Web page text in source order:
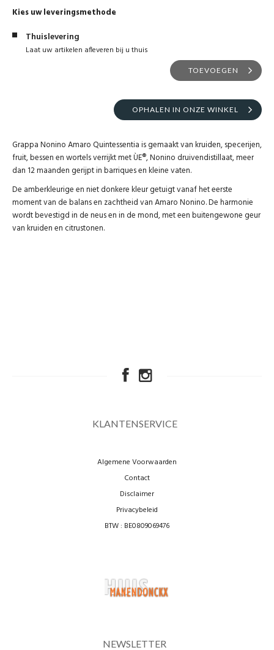
Kies uw leveringsmethode
Thuislevering
Laat uw artikelen afleveren bij u thuis
TOEVOEGEN
OPHALEN IN ONZE WINKEL
Grappa Nonino Amaro Quintessentia is gemaakt van kruiden, specerijen,
fruit, bessen en wortels verrijkt met ÙE®, Nonino druivendistillaat, meer
dan 12 maanden gerijpt in barriques en kleine vaten.
De amberkleurige en niet donkere kleur getuigt vanaf het eerste
moment van de balans en zachtheid van Amaro Nonino. De harmonie
wordt bevestigd in de neus en in de mond, met een buitengewone geur
van kruiden en citrustonen.
KLANTENSERVICE
Algemene Voorwaarden
Contact
Disclaimer
Privacybeleid
BTW : BE0809069476
NEWSLETTER